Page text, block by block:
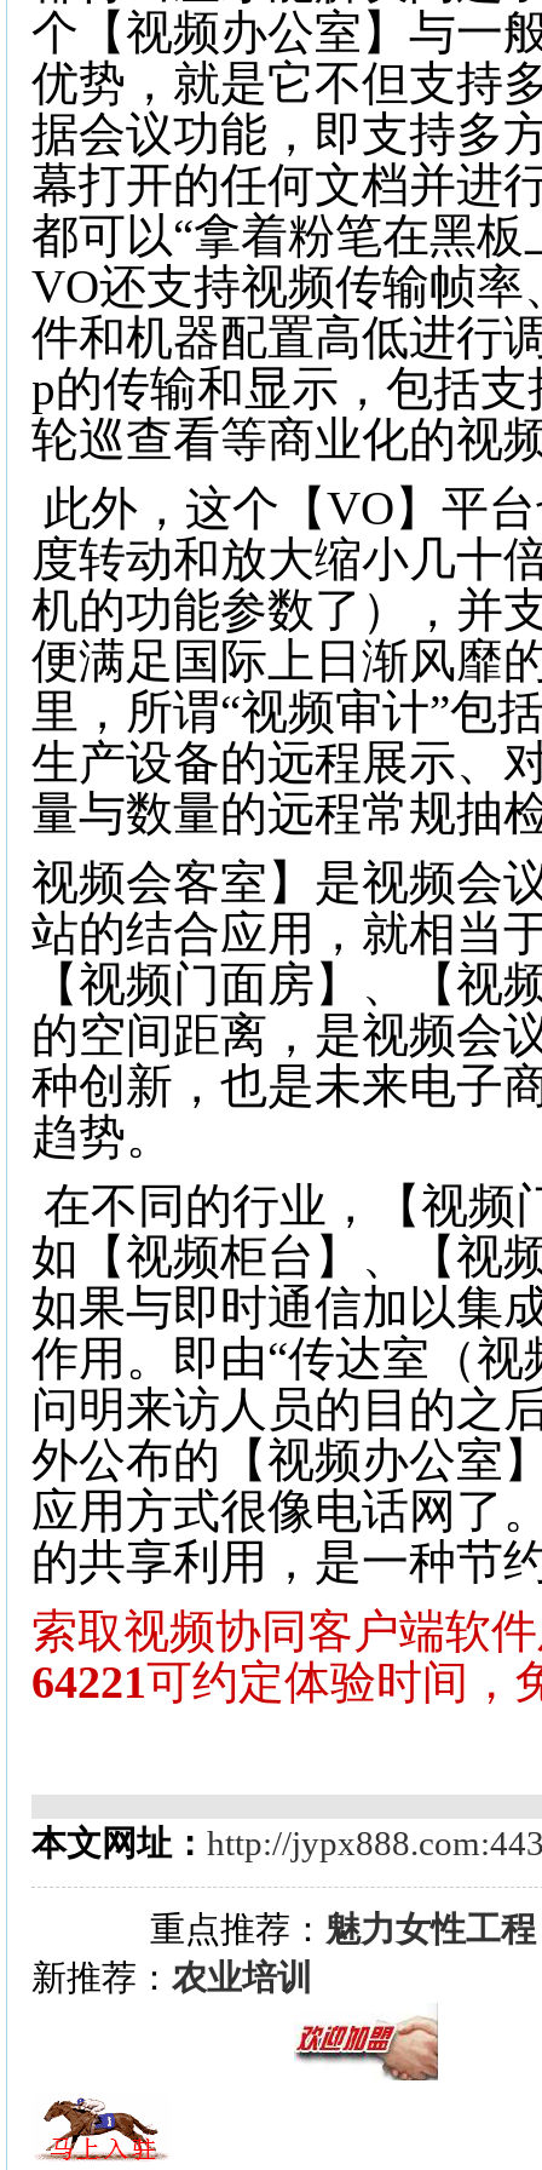
个【视频办公室】与一
优势，就是它不但支持
据会议功能，即支持多
幕打开的任何文档并进
都可以“拿着粉笔在黑
VO还支持视频传输帧
件和机器配置高低进行
p的传输和显示，包括
轮巡查看等商业化的视
此外，这个【VO】平
度转动和放大缩小几十
机的功能参数了），并
便满足国际上日渐风靡
里，所谓“视频审计”包
生产设备的远程展示、
量与数量的远程常规
视频会客室】是视频会
站的结合应用，就相当
【视频门面房】、【视
的空间距离，是视频会
种创新，也是未来电子
趋势。
在不同的行业，【视频
如【视频柜台】、【视
如果与即时通信加以集
作用。即由“传达室（视
问明来访人员的目的之
外公布的【视频办公室
应用方式很像电话网了
的共享利用，是一种节
索取视频协同客户端软
64221可约定体验时间，
本文网址： http://
重点推荐： 魅力女性工程
新推荐： 农业培训